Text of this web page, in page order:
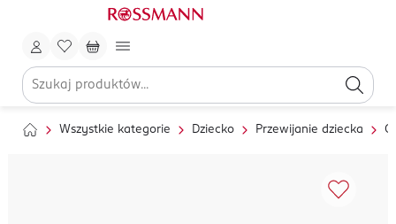
Wszystkie kategorie Dziecko Przewijanie dziecka